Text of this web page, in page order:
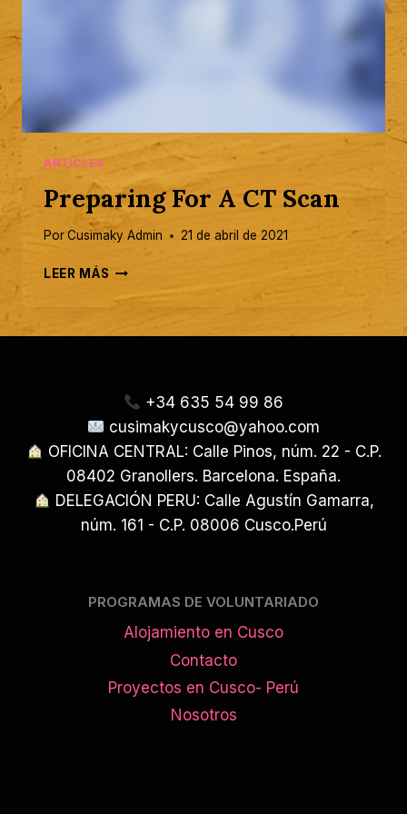
ARTICLES
Preparing For A CT Scan
PorCusimaky Admin 21 de abril de 2021
LEER MÁS PREPARING
A
+34 635 54 99 86
cusimakycusco@yahoo.com
OFICINA CENTRAL: Calle Pinos, núm. 22 - C.P.
08402 Granollers. Barcelona. España.
DELEGACIÓN PERU: Calle Agustín Gamarra,
núm. 161 - C.P. 08006 Cusco.Perú
PROGRAMAS DE VOLUNTARIADO
Alojamiento en Cusco
Contacto
Proyectos en Cusco- Perú
Nosotros